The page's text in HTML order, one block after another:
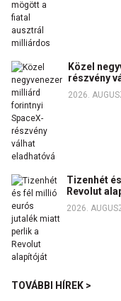
Közel
részvény
2026.
Tizenhét
Revolut
2026.
TOVÁBBI HÍREK >